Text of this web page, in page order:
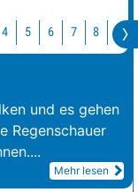
4 5 6 7 8
und es gehen
Regenschauer
...
Mehr lesen